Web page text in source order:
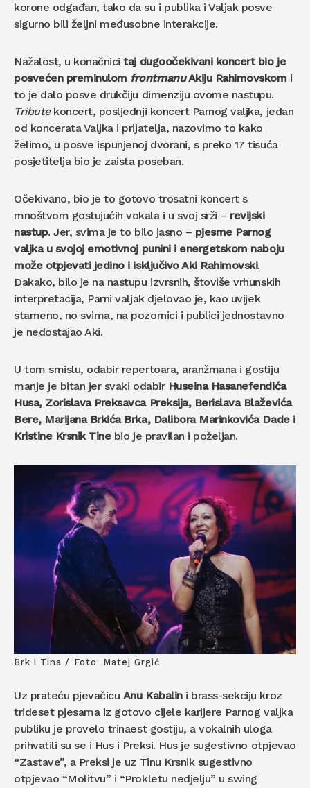
korone odgađan, tako da su i publika i Valjak posve
sigurno bili željni međusobne interakcije.
Nažalost, u konačnicitaj dugoočekivani koncert bio je
posvećen preminulom frontmanuAkiju Rahimovskom i
to je dalo posve drukčiju dimenziju ovome nastupu.
Tributekoncert, posljednji koncert Parnog valjka, jedan
od koncerata Valjka i prijatelja, nazovimo to kako
želimo, u posve ispunjenoj dvorani, s preko 17 tisuća
posjetitelja bio je zaista poseban.
Očekivano, bio je to gotovo trosatni koncert s
mnoštvom gostujućih vokala i u svoj srži – revijski
nastup. Jer, svima je to bilo jasno – pjesme Parnog
valjka u svojoj emotivnoj punini i energetskom naboju
može otpjevati jedino i isključivo Aki Rahimovski.
Dakako, bilo je na nastupu izvrsnih, štoviše vrhunskih
interpretacija, Parni valjak djelovao je, kao uvijek
stameno, no svima, na pozornici i publici jednostavno
je nedostajao Aki.
U tom smislu, odabir repertoara, aranžmana i gostiju
manje je bitan jer svaki odabir Huseina Hasanefendića
Husa, Zorislava Preksavca Preksija, Berislava Blaževića
Bere, Marijana Brkića Brka, Dalibora Marinkovića Dade i
Kristine Krsnik Tinebio je pravilan i poželjan.
Brk i Tina / Foto: Matej Grgić
Uz prateću pjevačicu Anu Kabalini brass-sekciju kroz
trideset pjesama iz gotovo cijele karijere Parnog valjka
publiku je provelo trinaest gostiju, a vokalnih uloga
prihvatili su se i Hus i Preksi. Hus je sugestivno otpjevao
“Zastave”, a Preksi je uz Tinu Krsnik sugestivno
otpjevao “Molitvu” i “Prokletu nedjelju” u swing